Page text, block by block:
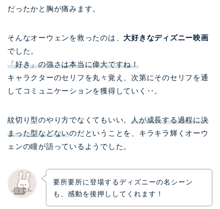
だったかと胸が痛みます。
そんなオーウェンを救ったのは、 大好きなディズニー映画
でした。
「好き」の強さは本当に偉大ですね！
キャラクターのセリフを丸々覚え、次第にそのセリフを通
してコミュニケーションを獲得していく‥。
紋切り型のやり方でなくてもいい。人が成長する過程に決
まった型などないのだということを、キラキラ輝くオーウ
ェンの瞳が語っているようでした。
要所要所に登場するディズニーの名シーン
も、感動を後押ししてくれます！